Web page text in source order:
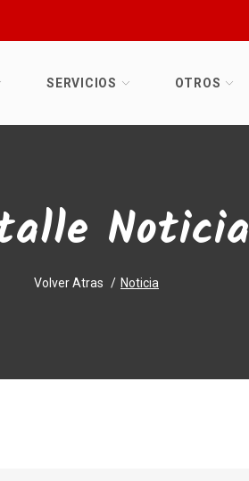
SERVICIOS OTROS
Noticia
Volver Atras Noticia